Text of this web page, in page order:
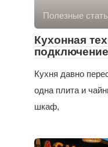
Полезные
Кухонная
Кухня давно
одна плита и
шкаф,